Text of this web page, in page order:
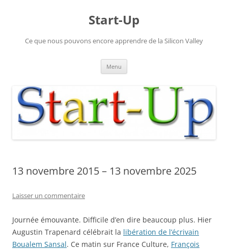
Start-Up
Ce que nous pouvons encore apprendre de la Silicon Valley
Menu
13 novembre 2015 – 13 novembre 2025
Laisser un commentaire
Journée émouvante. Difficile d’en dire beaucoup plus. Hier
Augustin Trapenard célébrait la libération de l’écrivain
Boualem Sansal. Ce matin sur France Culture, François